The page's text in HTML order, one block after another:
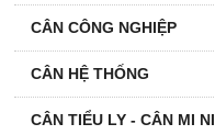
CÂN CÔNG NGHIỆP
CÂN HỆ THỐNG
CÂN TIỂU LY - CÂN MI NI